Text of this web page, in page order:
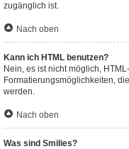
zugänglich ist.
Nach oben
Kann ich HTML benutzen?
Nein, es ist nicht möglich,
Formatierungsmöglichkeiten,
werden.
Nach oben
Was sind Smilies?